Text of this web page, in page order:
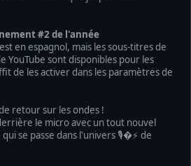
#2 de l'année
en espagnol, mais les sous-titres de
YouTube sont disponibles pour les
de les activer dans les paramètres de
retour sur les ondes !
le micro avec un tout nouvel
se passe dans l'univers 🎙�⚡ de